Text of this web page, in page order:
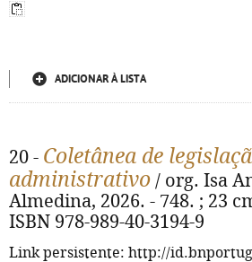
ADICIONAR À LISTA
20 - Coletânea de
administrativo / org. Isa
Almedina, 2026. - 748. ; 23
ISBN 978-989-40-3194-9
Link persistente: http://